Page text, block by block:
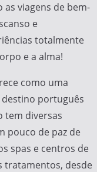
viagens de bem-
e
totalmente
e a alma!
como uma
destino português
tem diversas
pouco de paz de
spas e centros de
tratamentos, desde